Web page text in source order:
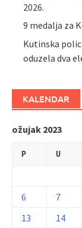
2026.
9 medalja za
Kutinska
oduzela dva
KALENDAR
ožujak 2023
P U
6
7
13
14